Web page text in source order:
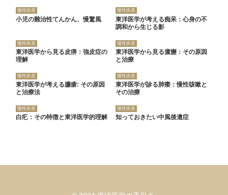
慢性疾患
小児の難治性てんかん、慢驚風
慢性疾患
東洋医学が考える痴呆：心身の不
調和から生じる影
慢性疾患
東洋医学から見る皮痹：強皮症の
理解
慢性疾患
東洋医学から見る瘰癧：その原因
と治療
慢性疾患
東洋医学が考える臁瘡: その原因
と治療法
慢性疾患
東洋医学が診る肺痿：慢性咳嗽と
その治療
慢性疾患
白疕：その特徴と東洋医学的理解
慢性疾患
知っておきたい中風後遺症